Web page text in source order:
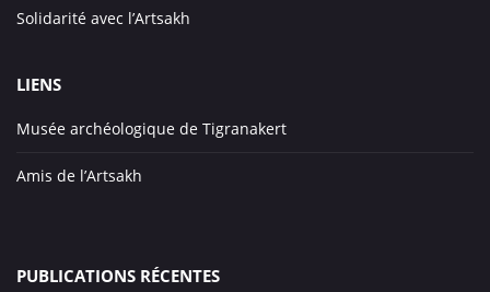
Solidarité avec l’Artsakh
LIENS
Musée archéologique de Tigranakert
Amis de l’Artsakh
PUBLICATIONS RÉCENTES